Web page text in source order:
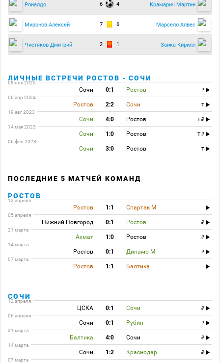
Роналдо 6 4 Крамарич Мартин
Миронов Алексей 7 6 Марсело Алвес
Чистяков Дмитрий 2 1 Заика Кирилл
ЛИЧНЫЕ ВСТРЕЧИ РОСТОВ - СОЧИ
08 ноя 2025
Сочи 0:1 Ростов
06 апр 2024
Ростов 2:2 Сочи
T
19 авг 2023
Сочи 4:0 Ростов
T
14 мая 2023
Сочи 1:0 Ростов
T
06 фев 2023
Сочи 3:0 Ростов T
ПОСЛЕДНИЕ 5 МАТЧЕЙ КОМАНД
РОСТОВ
12 апреля
Ростов 1:1 Спартак М
05 апреля
Нижний Новгород 0:1 Ростов
21 марта
Ахмат 1:0 Ростов
14 марта
Ростов 0:1 Динамо М
07 марта
Ростов 1:1 Балтика
СОЧИ
12 апреля
ЦСКА 0:1 Сочи
06 апреля
Сочи 0:1 Рубин
21 марта
Балтика 4:0 Сочи
14 марта
Сочи 1:2 Краснодар
07 марта